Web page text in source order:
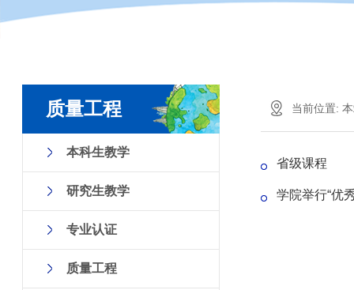
质量工程
本科生教学
研究生教学
专业认证
质量工程
当前位置:
省级课程
学院举行“优